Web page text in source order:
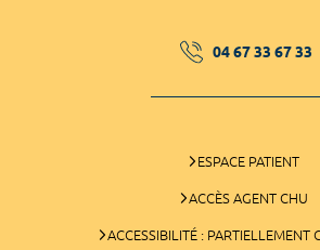
04 67 33 67 33
ESPACE PATIENT
ACCÈS AGENT CHU
ACCESSIBILITÉ : PARTIELLEMENT